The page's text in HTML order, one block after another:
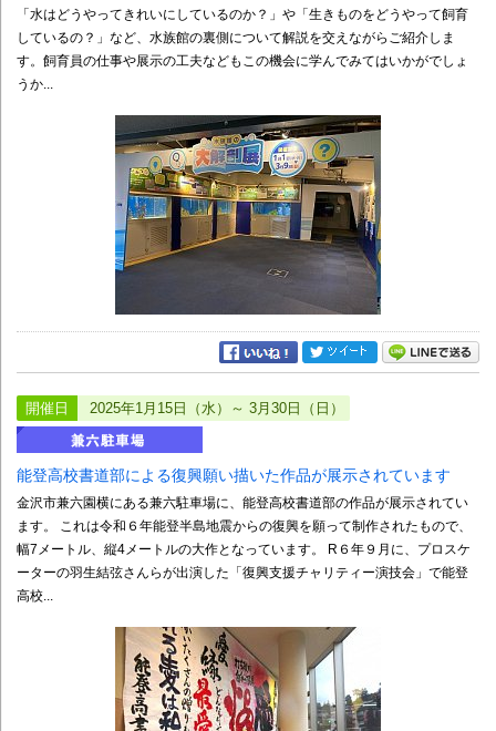
「水はどうやってきれいにしているのか？」や「生きものをどうやって飼育
しているの？」など、水族館の裏側について解説を交えながらご紹介しま
す。飼育員の仕事や展示の工夫などもこの機会に学んでみてはいかがでしょ
うか...
開催日 2025年1月15日（水）～ 3月30日（日）
能登高校書道部による復興願い描いた作品が展示されています
金沢市兼六園横にある兼六駐車場に、能登高校書道部の作品が展示されてい
ます。 これは令和６年能登半島地震からの復興を願って制作されたもので、
幅7メートル、縦4メートルの大作となっています。 R６年９月に、プロスケ
ーターの羽生結弦さんらが出演した「復興支援チャリティー演技会」で能登
高校...